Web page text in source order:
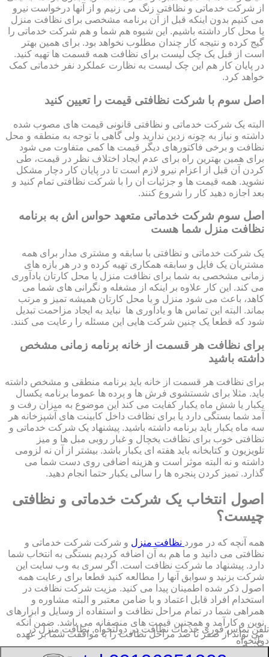
از شرکت خدماتی و نظافتی زنگ می زنیم و از آنها درخواست نیرو
می کنیم بدون اینکه قبل از آن برنامه مشخصی برای نظافت منزل
یا محل کار داشته باشیم. این شیوه هم شما و هم شرکت خدماتی را
گیج کرده و نتیجه کار چندان مطلوب نخواهد بود. برای همین بهتر
است از قبل یک چک لیست برای نظافت همه قسمت ها تهیه کنید.
در پایان کار هم این چک لیست به نظارت عملکرد نفر خدماتی کمک
خواهد کرد.
اصل سوم با شرکت نظافتی قیمت را تعیین کنید
البته یک شرکت خدماتی و نظافتی قانونی قیمت های مصوب شده
داشته و نیاز به چونه زدین ندارید ولی گاهی با توجه به منطقه و محل
نظافت و برخی فاکتورهای دیگر قیمت ها کمی متفاوت می شود
برای همین بهترین راه برای عدم ایجاد اختلاف نظر در قیمت، طی
کردن آن قبل از اعزام نیرو لازم است تا در پایان کار دچار مشکل
نشوید. همه قیمت ها و جزئیات ان را با شرکت نظافتی تمام کنید و
بعد اجازه دهید کار را شروع کنند.
اصل سوم شرکت خدماتی متعهد حواس اش به برنامه
نظافت منزل شما هست
یک شرکت خدماتی و نظافتی با سابقه و مشتری مدار برای همه
مشتریان یک فایل و سابقه همکاری تهیه کرده و در هر بازه های
زمانی مشخصی به شما برای نظافت منزل یا محل کارتان یادآوری
می کند. این کار علاوه بر اینکه از مشغله و نگرانی های شما می
کاهد، باعث می شود منزل و یا محل کارتان همیشه تمیز و مرتب
بماند. البته این تماس ها و یادآوری ها نباید به ایجاد مزاحمت تبدیل
شود که قطعا یک چنین شرکت هایی این مسئله را رعایت می کنند.
برای نظافت هر قسمت از خانه برنامه زمانی مشخص
داشته باشید
برای نظافت هر قسمت از خانه باید برنامه منطقی و مشخص داشته
باید. مثلا برای شستشوی فرش ها و پرده ها عموما برنامه یکسال
یکبار یا شش ماه یکبار کفایت می کند این موضوع به میزان رفت و
آمد شما بستگی دارد یا برای نظافت داخل کابینت های آشپزخانه هر
سه ماه یکبار باید برنامه داشته باشید. پیشنهاد یک شرکت خدماتی و
نظافتی خوب برای نظافت یخچال و غبار روبی مبل ها و میز
تلویزیون و کتابخانه باید هفته ای یکبار باشد. بیشتر از آن نه لزومی
داشته و نه البته موثر است و هزینه اضافی روی دست شما می
گذارد. تمیز کردن پنجره ها را سالی یکبار حتما انجام دهید.
اصول انتخاب یک شرکت خدماتی و نظافتی
چیست؟
همه آنچه که در مورد نظافت منزل و شرکت شرکت خدماتی و
نظافتی می دانید و ما هم به آن اضافه کردیم بستگی به انتخاب شما
دارد. پیشنهاد ما شرکت نظافت است. اگر سری به وب سایت این
شرکت بزنید و سوابق آنها را مطالعه کنید قطعا برای رعایت همه
اصول ذکر شده اطمینان پیدا می کنید. مزیت شرکت نظافت در
استخدام افراد قابل اعتماد و با ضامن معتبر و البته مشاوره و
همراهی شما در تمام مراحل نظافت و استفاده از وسایل و ابزارهای
نوین و کارآمد و همچنین قیمت های منصفانه می باشد. ضمن آنکه
می تواند از صفر تا صد مراحل نظافت را با موافقت شما بر عهده
بگیرد.
تلفن تماس فوریخدمات نظافت در دولتخواه, نظافت منزل در
دولتخواه